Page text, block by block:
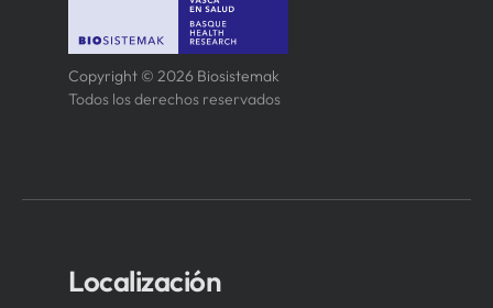
Copyright © 2026 Biosistemak
Todos los derechos reservados
Localización